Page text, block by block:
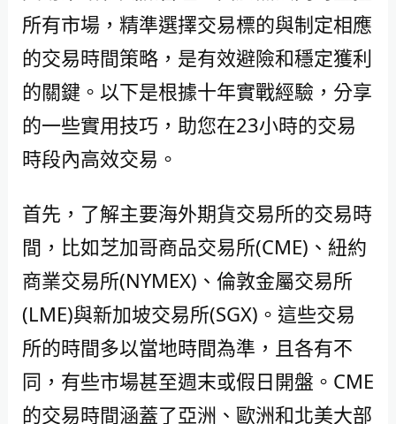
所有市場，精準選擇交易標的與制定相應
的交易時間策略，是有效避險和穩定獲利
的關鍵。以下是根據十年實戰經驗，分享
的一些實用技巧，助您在23小時的交易
時段內高效交易。
首先，了解主要海外期貨交易所的交易時
間，比如芝加哥商品交易所(CME)、紐約
商業交易所(NYMEX)、倫敦金屬交易所
(LME)與新加坡交易所(SGX)。這些交易
所的時間多以當地時間為準，且各有不
同，有些市場甚至週末或假日開盤。CME
的交易時間涵蓋了亞洲、歐洲和北美大部